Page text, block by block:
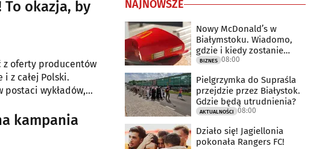
To okazja, by
z oferty producentów
z całej Polski.
wykładów,
kampania
NAJNOWSZE
Nowy McDonald’s w
Białymstoku. Wiadomo,
gdzie i kiedy zostanie
otwarty
BIZNES 08:00
Pielgrzymka do Supraśla
przejdzie przez Białystok.
Gdzie będą utrudnienia?
AKTUALNOŚCI 08:00
Działo się! Jagiellonia
pokonała Rangers FC!